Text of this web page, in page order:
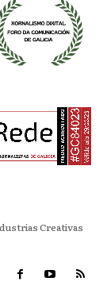
Creativas